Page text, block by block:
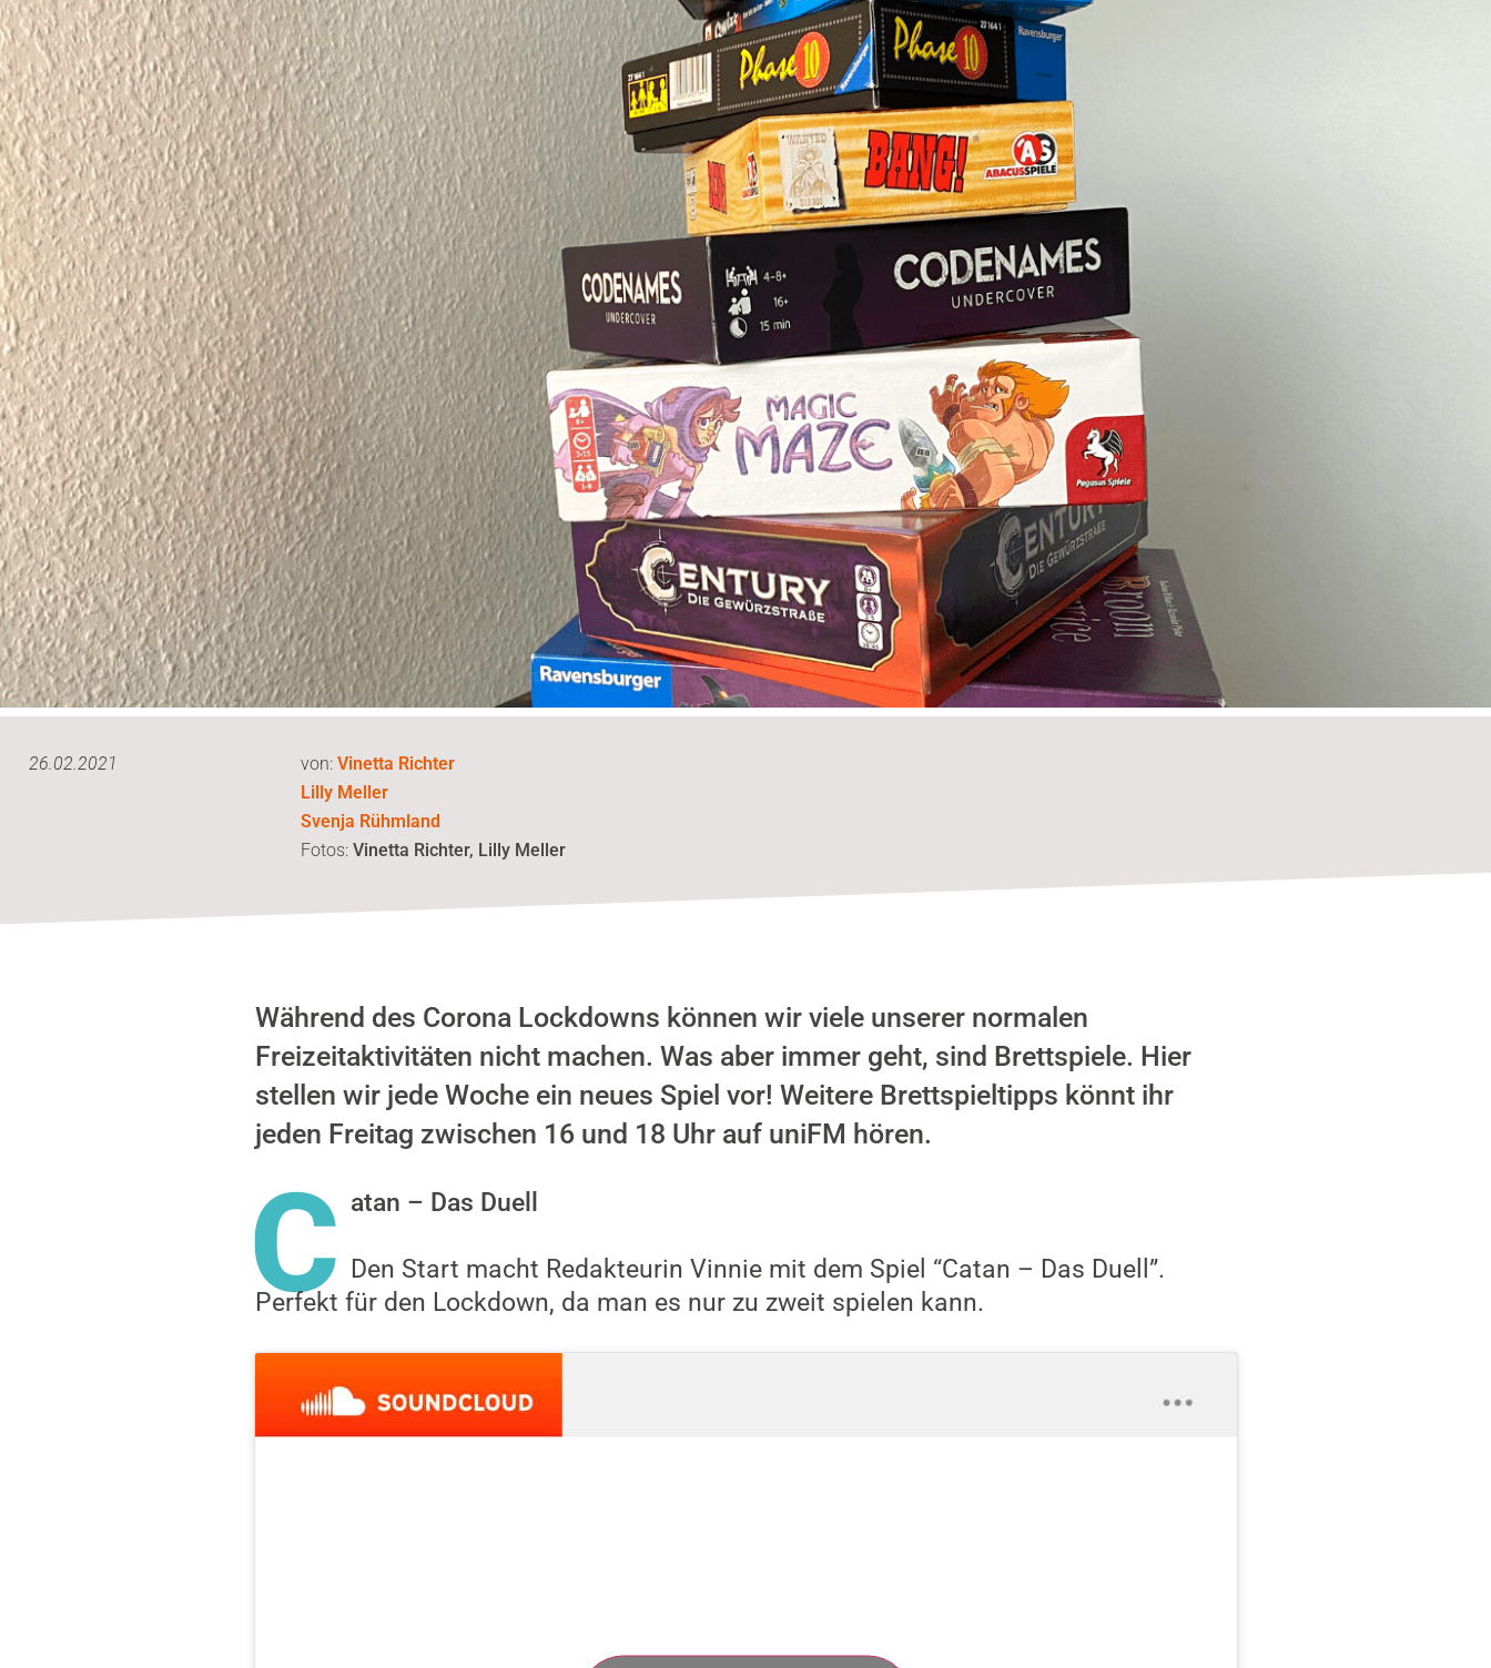
26.02.2021 von:Vinetta Richter
Lilly Meller
Svenja Rühmland
Fotos:Vinetta Richter, Lilly Meller
Während des Corona Lockdowns können wir viele unserer normalen
Freizeitaktivitäten nicht machen. Was aber immer geht, sind Brettspiele. Hier
stellen wir jede Woche ein neues Spiel vor! Weitere Brettspieltipps könnt ihr
jeden Freitag zwischen 16 und 18 Uhr auf uniFM hören.
C atan – Das Duell
Den Start macht Redakteurin Vinnie mit dem Spiel “Catan – Das Duell”.
Perfekt für den Lockdown, da man es nur zu zweit spielen kann.